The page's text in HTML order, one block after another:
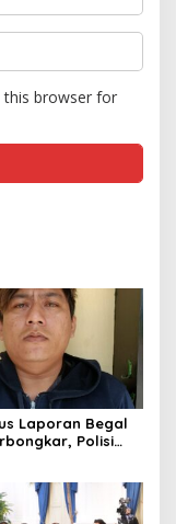
this browser for
Laporan Begal
Polisi